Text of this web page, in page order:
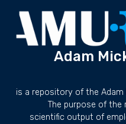
Adam
is a repository of the Adam
The purpose of
scientific output of